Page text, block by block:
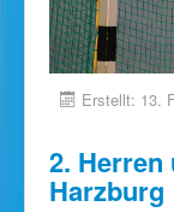
Erstellt: 13.
2.
Harzburg